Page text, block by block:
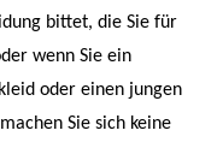
bittet, die Sie für
wenn Sie ein
oder einen jungen
Sie sich keine